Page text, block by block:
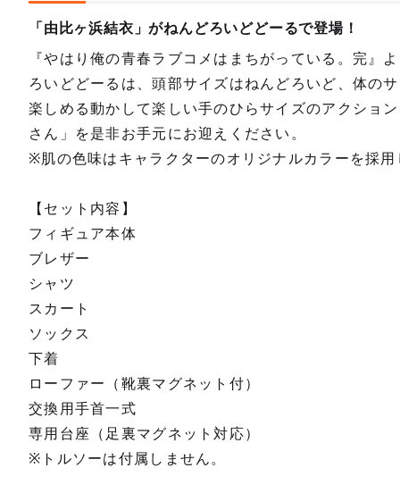
「由比ヶ浜結衣」がねんどろいどどーるで登場！
『やはり俺の青春ラブコメはまちがっている。完』
ろいどどーるは、頭部サイズはねんどろいど、体の
楽しめる動かして楽しい手のひらサイズのアクショ
さん」を是非お手元にお迎えください。
※肌の色味はキャラクターのオリジナルカラーを採用
【セット内容】
フィギュア本体
ブレザー
シャツ
スカート
ソックス
下着
ローファー（靴裏マグネット付）
交換用手首一式
専用台座（足裏マグネット対応）
※トルソーは付属しません。